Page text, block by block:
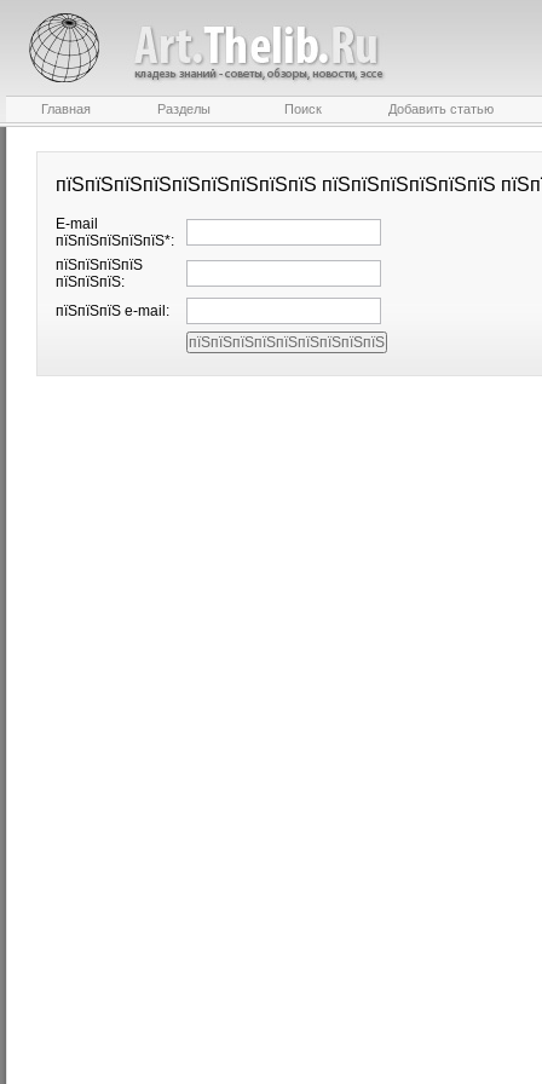
Главная Разделы Поиск Добавить статью
пїЅпїЅпїЅпїЅпїЅпїЅпїЅпїЅпїЅ пїЅпїЅпїЅпїЅпїЅпїЅ
E-mail
пїЅпїЅпїЅпїЅпїЅ*:
пїЅпїЅпїЅпїЅ
пїЅпїЅпїЅ:
пїЅпїЅпїЅ e-mail: